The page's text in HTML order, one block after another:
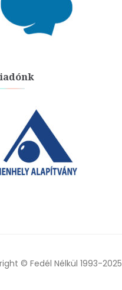
© Fedél Nélkül 1993-2025